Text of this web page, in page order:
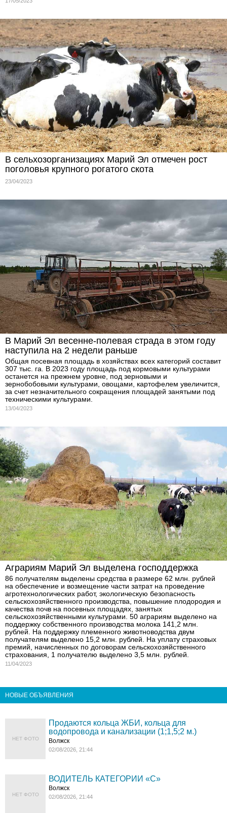
В сельхозорганизациях Марий Эл отмечен рост
поголовья крупного рогатого скота
23/04/2023
В Марий Эл весенне-полевая страда в этом году
наступила на 2 недели раньше
Общая посевная площадь в хозяйствах всех категорий составит
307 тыс. га. В 2023 году площадь под кормовыми культурами
останется на прежнем уровне, под зерновыми и
зернобобовыми культурами, овощами, картофелем увеличится,
за счет незначительного сокращения площадей занятыми под
техническими культурами.
13/04/2023
Аграриям Марий Эл выделена господдержка
86 получателям выделены средства в размере 62 млн. рублей
на обеспечение и возмещение части затрат на проведение
агротехнологических работ, экологическую безопасность
сельскохозяйственного производства, повышение плодородия и
качества почв на посевных площадях, занятых
сельскохозяйственными культурами. 50 аграриям выделено на
поддержку собственного производства молока 141,2 млн.
рублей. На поддержку племенного животноводства двум
получателям выделено 15,2 млн. рублей. На уплату страховых
премий, начисленных по договорам сельскохозяйственного
страхования, 1 получателю выделено 3,5 млн. рублей.
11/04/2023
НОВЫЕ ОБЪЯВЛЕНИЯ
НЕТ ФОТО
Продаются кольца ЖБИ, кольца для
водопровода и канализации (1;1,5;2 м.)
Волжск
02/08/2026, 21:44
НЕТ ФОТО
ВОДИТЕЛЬ КАТЕГОРИИ «C»
Волжск
02/08/2026, 21:44